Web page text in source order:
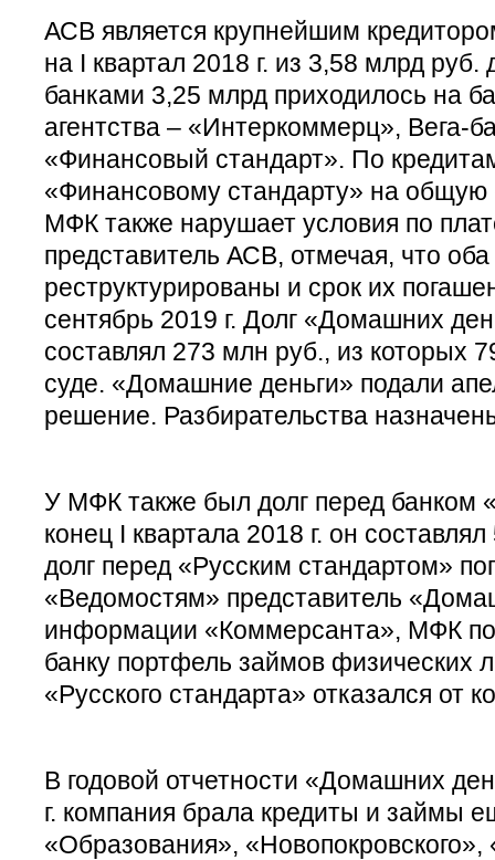
АСВ является крупнейшим
на I квартал 2018 г. из 3,58 млрд
банками 3,25 млрд приходилось на
агентства – «Интеркоммерц», Вега-
«Финансовый стандарт». По
«Финансовому стандарту» на
МФК также нарушает условия по
представитель АСВ, отмечая, что
реструктурированы и срок их
сентябрь 2019 г. Долг «Домашних
составлял 273 млн руб., из которых
суде. «Домашние деньги» подали
решение. Разбирательства
У МФК также был долг перед банком
конец I квартала 2018 г. он
долг перед «Русским стандартом»
«Ведомостям» представитель
информации «Коммерсанта», МФК
банку портфель займов физических
«Русского стандарта» отказался от
В годовой отчетности «Домашних
г. компания брала кредиты и займы
«Образования», «Новопокровского»,